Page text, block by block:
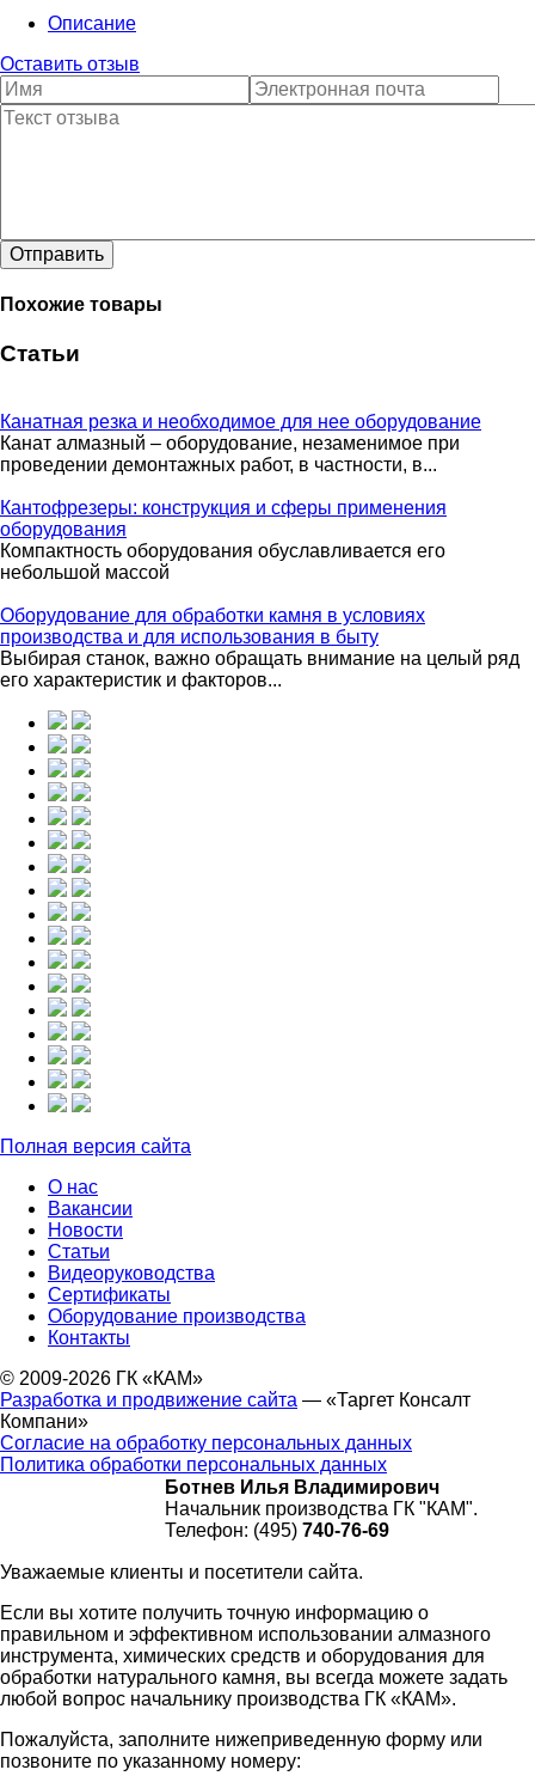
Описание
Оставить отзыв
Отправить
Похожие товары
Статьи
Канатная резка и необходимое для нее оборудование
Канат алмазный – оборудование, незаменимое при
проведении демонтажных работ, в частности, в...
Кантофрезеры: конструкция и сферы применения
оборудования
Компактность оборудования обуславливается его
небольшой массой
Оборудование для обработки камня в условиях
производства и для использования в быту
Выбирая станок, важно обращать внимание на целый ряд
его характеристик и факторов...
Полная версия сайта
О нас
Вакансии
Новости
Статьи
Видеоруководства
Сертификаты
Оборудование производства
Контакты
© 2009-2026 ГК «КАМ»
Разработка и продвижение сайта — «Таргет Консалт
Компани»
Согласие на обработку персональных данных
Политика обработки персональных данных
Ботнев Илья Владимирович
Начальник производства ГК "КАМ".
Телефон: (495) 740-76-69
Уважаемые клиенты и посетители сайта.
Если вы хотите получить точную информацию о
правильном и эффективном использовании алмазного
инструмента, химических средств и оборудования для
обработки натурального камня, вы всегда можете задать
любой вопрос начальнику производства ГК «КАМ».
Пожалуйста, заполните нижеприведенную форму или
позвоните по указанному номеру: